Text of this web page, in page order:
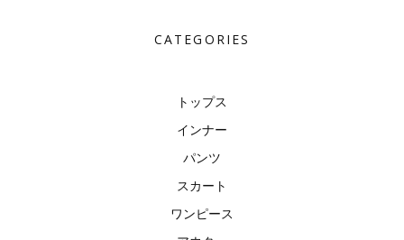
CATEGORIES
トップス
インナー
パンツ
スカート
ワンピース